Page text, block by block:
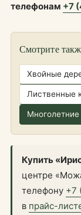
телефонам +7
Смотрите
Хвойные
Лиственные
Купить
центре
телефону +7
в прайс-